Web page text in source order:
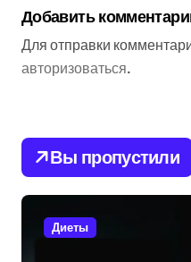
Добавить
Для отправки
авторизоваться.
Вы пропустили
Диеты